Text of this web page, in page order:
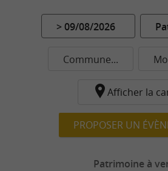
> 09/08/2026
Commune...
Afficher la
PROPOSER UN
Patrimoine à